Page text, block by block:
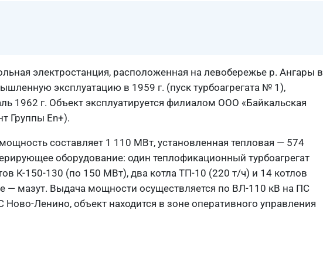
электростанция, расположенная на левобережье р. Ангары в
эксплуатацию в 1959 г. (пуск турбоагрегата № 1),
г. Объект эксплуатируется филиалом ООО «Байкальская
Группы En+).
составляет 1 110 МВт, установленная тепловая — 574
оборудование: один теплофикационный турбоагрегат
К-150-130 (по 150 МВт), два котла ТП-10 (220 т/ч) и 14 котлов
— мазут. Выдача мощности осуществляется по ВЛ-110 кВ на ПС
Ленино, объект находится в зоне оперативного управления